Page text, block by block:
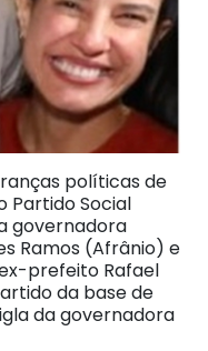
políticas de
Partido Social
governadora
Ramos (Afrânio) e
prefeito Rafael
da base de
da governadora